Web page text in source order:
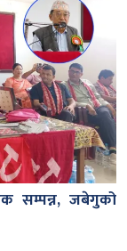
सम्पन्न, जबेगुको